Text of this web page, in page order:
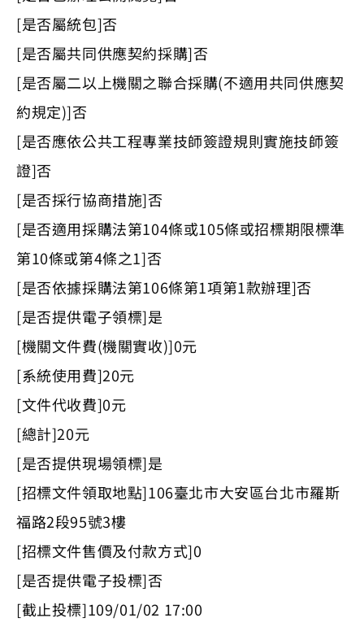
[是否屬統包]否
[是否屬共同供應契約採購]否
[是否屬二以上機關之聯合採購(不適用共同供應契
約規定)]否
[是否應依公共工程專業技師簽證規則實施技師簽
證]否
[是否採行協商措施]否
[是否適用採購法第104條或105條或招標期限標準
第10條或第4條之1]否
[是否依據採購法第106條第1項第1款辦理]否
[是否提供電子領標]是
[機關文件費(機關實收)]0元
[系統使用費]20元
[文件代收費]0元
[總計]20元
[是否提供現場領標]是
[招標文件領取地點]106臺北市大安區台北市羅斯
福路2段95號3樓
[招標文件售價及付款方式]0
[是否提供電子投標]否
[截止投標]109/01/02 17:00